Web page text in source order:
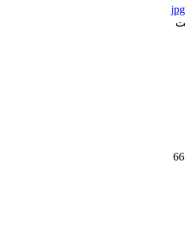
960 × 539؛ 66